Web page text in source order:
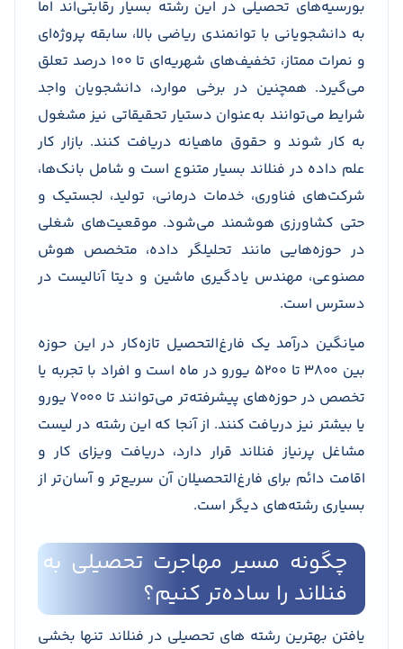
بورسیه‌های تحصیلی در این رشته بسیار رقابتی‌اند اما
به دانشجویانی با توانمندی ریاضی بالا، سابقه پروژه‌ای
و نمرات ممتاز، تخفیف‌های شهریه‌ای تا ۱۰۰ درصد تعلق
می‌گیرد. همچنین در برخی موارد، دانشجویان واجد
شرایط می‌توانند به‌عنوان دستیار تحقیقاتی نیز مشغول
به کار شوند و حقوق ماهیانه دریافت کنند. بازار کار
علم داده در فنلاند بسیار متنوع است و شامل بانک‌ها،
شرکت‌های فناوری، خدمات درمانی، تولید، لجستیک و
حتی کشاورزی هوشمند می‌شود. موقعیت‌های شغلی
در حوزه‌هایی مانند تحلیلگر داده، متخصص هوش
مصنوعی، مهندس یادگیری ماشین و دیتا آنالیست در
دسترس است.
میانگین درآمد یک فارغ‌التحصیل تازه‌کار در این حوزه
بین ۳۸۰۰ تا ۵۲۰۰ یورو در ماه است و افراد با تجربه یا
تخصص در حوزه‌های پیشرفته‌تر می‌توانند تا ۷۰۰۰ یورو
یا بیشتر نیز دریافت کنند. از آنجا که این رشته در لیست
مشاغل پرنیاز فنلاند قرار دارد، دریافت ویزای کار و
اقامت دائم برای فارغ‌التحصیلان آن سریع‌تر و آسان‌تر از
بسیاری رشته‌های دیگر است.
چگونه مسیر مهاجرت تحصیلی به
فنلاند را ساده‌تر کنیم؟
یافتن بهترین رشته های تحصیلی در فنلاند تنها بخشی